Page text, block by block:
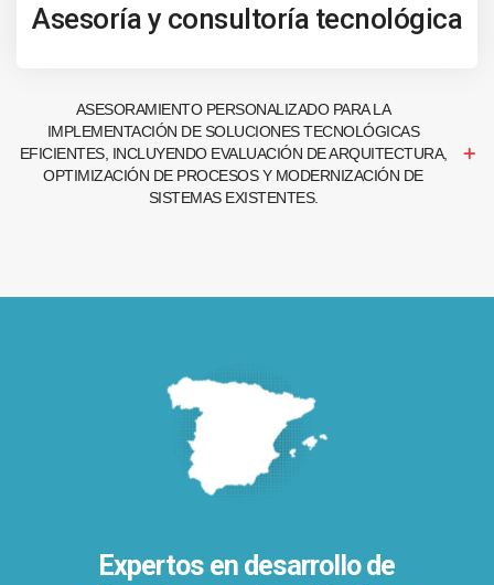
Asesoría y consultoría tecnológica
ASESORAMIENTO PERSONALIZADO PARA LA
IMPLEMENTACIÓN DE SOLUCIONES TECNOLÓGICAS
EFICIENTES, INCLUYENDO EVALUACIÓN DE ARQUITECTURA,
OPTIMIZACIÓN DE PROCESOS Y MODERNIZACIÓN DE
SISTEMAS EXISTENTES.
Expertos en desarrollo de